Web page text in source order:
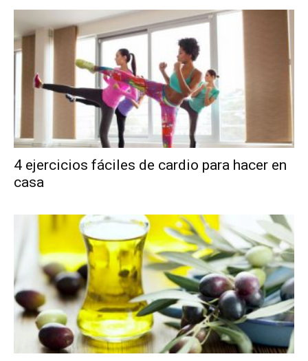
4 ejercicios fáciles de cardio para hacer en
casa